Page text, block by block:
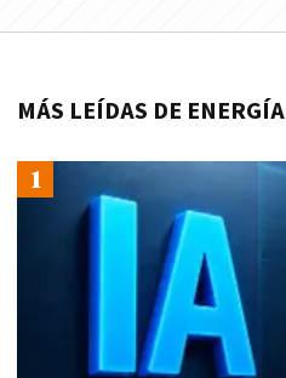
MÁS LEÍDAS DE ENERGÍA